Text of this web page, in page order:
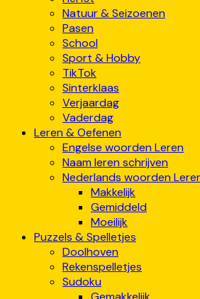
Natuur & Seizoenen
Pasen
School
Sport & Hobby
TikTok
Sinterklaas
Verjaardag
Vaderdag
Leren & Oefenen
Engelse woorden Leren
Naam leren schrijven
Nederlands woorden
Makkelijk
Gemiddeld
Moeilijk
Puzzels & Spelletjes
Doolhoven
Rekenspelletjes
Sudoku